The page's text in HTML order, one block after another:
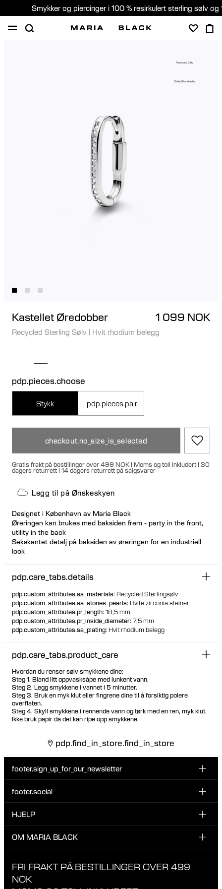
Smykker og piercinger i 100 % resirkulert sterling sølv og
Recycled Sølv
Etiske Standarder
Kastellet Øredobber 1 099 NOK
Recycled Sterling Sølv | Hvit rhodium belegg
pdp.pieces.choose
Stykk pdp.pieces.pair
checkout.no_size_is_selected
Gratis frakt på bestillinger over 499 NOK | Moms og toll inkludert | 30
dagers returrett | 14 dagers returrett på salgsvarer
Legg til på Ønskeskyen
Designet i København av Maria Black
Øreringen kan brukes med baksiden frem - party in the front,
utility in the back
Sekskantet detalj på baksiden av øreringen for en industriell
look
pdp.care_tabs.details
pdp.custom_attributes.sa_materials: Recycled Sterlingsølv
pdp.custom_attributes.sa_stones_pearls: Hvite zirconia steiner
pdp.custom_attributes.pr_length: 18,5 mm
pdp.custom_attributes.pr_inside_diameter: 7,5 mm
pdp.custom_attributes.sa_plating: Hvit rhodium belegg
pdp.care_tabs.product_care
Hvordan du renser sølv smykkene dine:
Steg 1. Bland litt oppvasksåpe med lunkent vann.
Steg 2. Legg smykkene i vannet i 5 minutter.
Steg 3. Bruk en myk klut eller fingrene dine til å forsiktig polere
overflaten.
Steg 4. Skyll smykkene i rennende vann og tørk med en ren, myk klut.
Ikke bruk papir da det kan ripe opp smykkene.
pdp.find_in_store.find_in_store
footer.sign_up_for_our_newsletter
Registrer deg for vårt nyhetsbrev og bli den første som blir
nyheter fra Maria Black.
footer.social
INSTAGRAM
TIKTOK
HJELP
KUNDESERVICE & KONTAKT
LEVERING
OM MARIA BLACK
ANSVAR & MATERIALER
FRI FRAKT PÅ BESTILLINGER OVER 499
NOK